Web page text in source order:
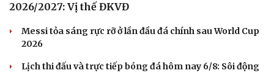
2026/2027: Vị thế ĐKVĐ
Messi tỏa sáng rực rỡ ở lần đầu đá chính sau World Cup
2026
Lịch thi đấu và trực tiếp bóng đá hôm nay 6/8: Sôi động